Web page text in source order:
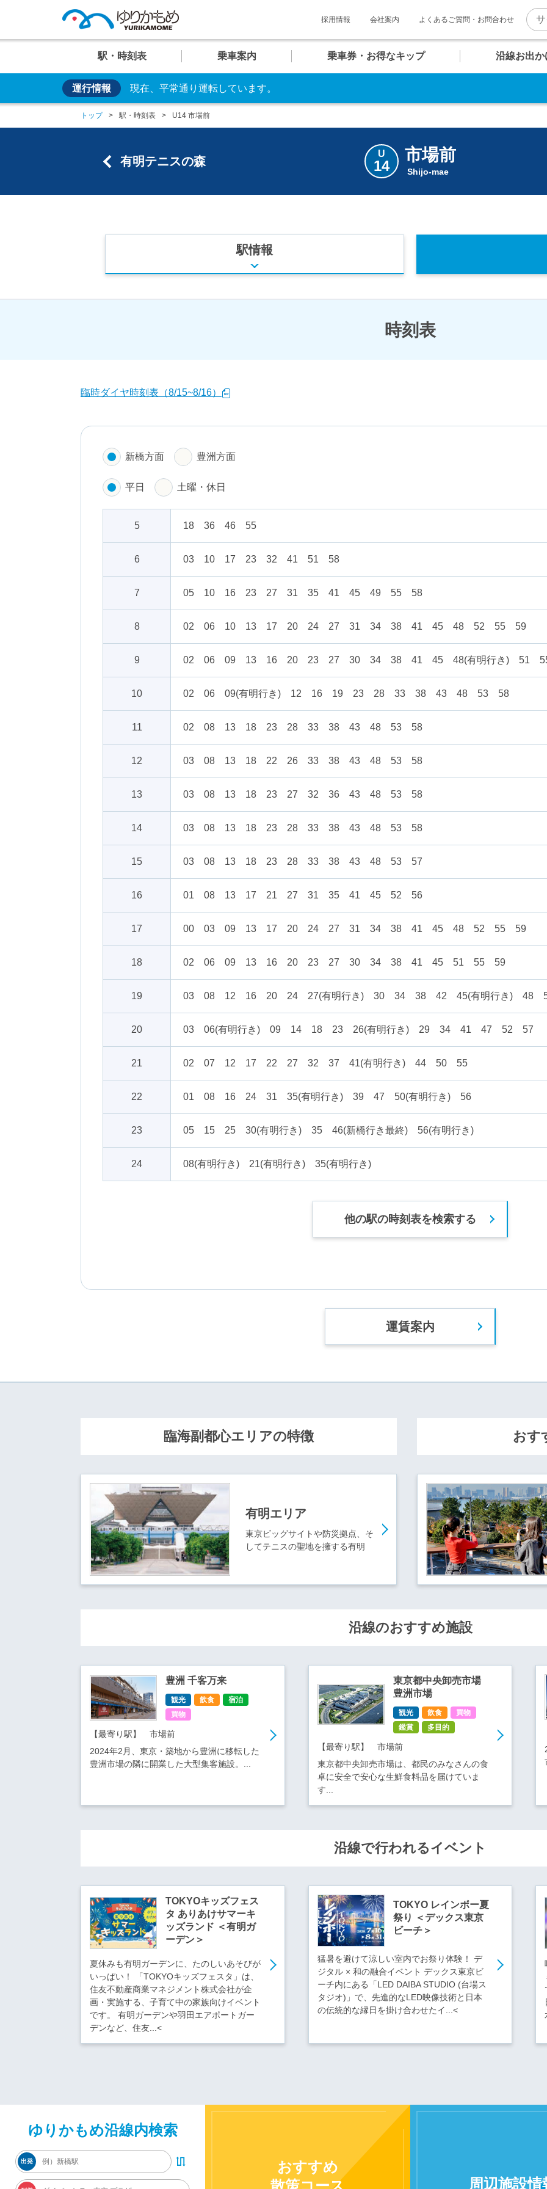
駅・時刻表
U
01 02 03 04 05
時刻表
06 07 08
クルーズターミナル
09
テレコムセンター
10 11
東京ビッグサイト
乗車案内 乗車券・お得なキップ
便利な乗り方
沿線お出か
臨海副都心のビュースポット 大人のちょっぴり贅沢コース
みんなでアクティビティコース 聖地巡礼スポット
新橋・汐留エリア
お台場・青海エリア
設備・しくみ・
バリアフリー設備・
採用情報 会社案内 よくあるご質問・お問合わせ
運行情報 現在、平常通り運転しています。
トップ 駅・時刻表 U14 市場前
U
14
市場前
Shijo-mae
有明テニスの森
駅情報
時刻表
臨時ダイヤ時刻表（8/15~8/16）
新橋方面 豊洲方面
平日 土曜・休日
5 18 36 46 55
6 03 10 17 23 32 41 51 58
7 05 10 16 23 27 31 35 41 45 49 55 58
8 02 06 10 13 17 20 24 27 31 34 38 41 45 48 52 55 59
9 02 06 09 13 16 20 23 27 30 34 38 41 45 48(有明行き) 51
10 02 06 09(有明行き) 12 16 19 23 28 33 38 43 48 53 58
11 02 08 13 18 23 28 33 38 43 48 53 58
12 03 08 13 18 22 26 33 38 43 48 53 58
13 03 08 13 18 23 27 32 36 43 48 53 58
14 03 08 13 18 23 28 33 38 43 48 53 58
15 03 08 13 18 23 28 33 38 43 48 53 57
16 01 08 13 17 21 27 31 35 41 45 52 56
17 00 03 09 13 17 20 24 27 31 34 38 41 45 48 52 55 59
18 02 06 09 13 16 20 23 27 30 34 38 41 45 51 55 59
19 03 08 12 16 20 24 27(有明行き) 30 34 38 42 45(有明行き) 48
20 03 06(有明行き) 09 14 18 23 26(有明行き) 29 34 41 47 52 57
21 02 07 12 17 22 27 32 37 41(有明行き) 44 50 55
22 01 08 16 24 31 35(有明行き) 39 47 50(有明行き) 56
23 05 15 25 30(有明行き) 35 46(新橋行き最終) 56(有明行き)
24 08(有明行き) 21(有明行き) 35(有明行き)
他の駅の時刻表を検索する
運賃案内
臨海副都心エリアの特徴
有明エリア
東京ビッグサイトや防災拠点、そ
してテニスの聖地を擁する有明
おす
沿線のおすすめ施設
豊洲 千客万来
観光 飲食
宿泊
買物
【最寄り駅】 市場前
2024年2月、東京・築地から豊洲に移転した
豊洲市場の隣に開業した大型集客施設。...
東京都中央卸売市場
豊洲市場
観光 飲食
買物
鑑賞
多目的
【最寄り駅】 市場前
東京都中央卸売市場は、都民のみなさんの食
卓に安全で安心な生鮮食料品を届けていま
す...
沿線で行われるイベント
TOKYOキッズフェス
タ ありあけサマーキ
ッズランド ＜有明ガ
ーデン＞
夏休みも有明ガーデンに、たのしいあそびが
いっぱい！ 「TOKYOキッズフェスタ」は、
住友不動産商業マネジメント株式会社が企
画・実施する、子育て中の家族向けイベント
です。 有明ガーデンや羽田エアポートガー
デンなど、住友...<
TOKYO レインボー夏
祭り ＜デックス東京
ビーチ＞
猛暑を避けて涼しい室内でお祭り体験！ デ
ジタル × 和の融合イベント デックス東京ビ
ーチ内にある「LED DAIBA STUDIO (台場ス
タジオ)」で、先進的なLED映像技術と日本
の伝統的な縁日を掛け合わせたイ...<
ゆりかもめ沿線内検索
出発
おすすめ
散策コース
周辺施設情